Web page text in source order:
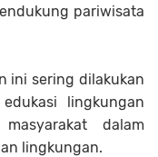
pariwisata
ini sering dilakukan
lingkungan
dalam
lingkungan.